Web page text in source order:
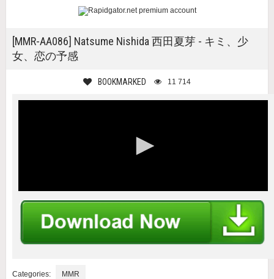
[MMR-AA086] Natsume Nishida 西田夏芽 - キミ、少
女、恋の予感
BOOKMARKED 11 714
Categories: MMR